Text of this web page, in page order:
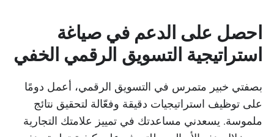
احصل على الدعم في صياغة
استراتيجية التسويق الرقمي الخفي
بصفتي خبير متمرس في التسويق الرقمي، أعمل دومًا
على توظيف استراتيجيات دقيقة وفعّالة لتحقيق نتائج
ملموسة. يسعدني مساعدتك في تمييز علامتك التجارية